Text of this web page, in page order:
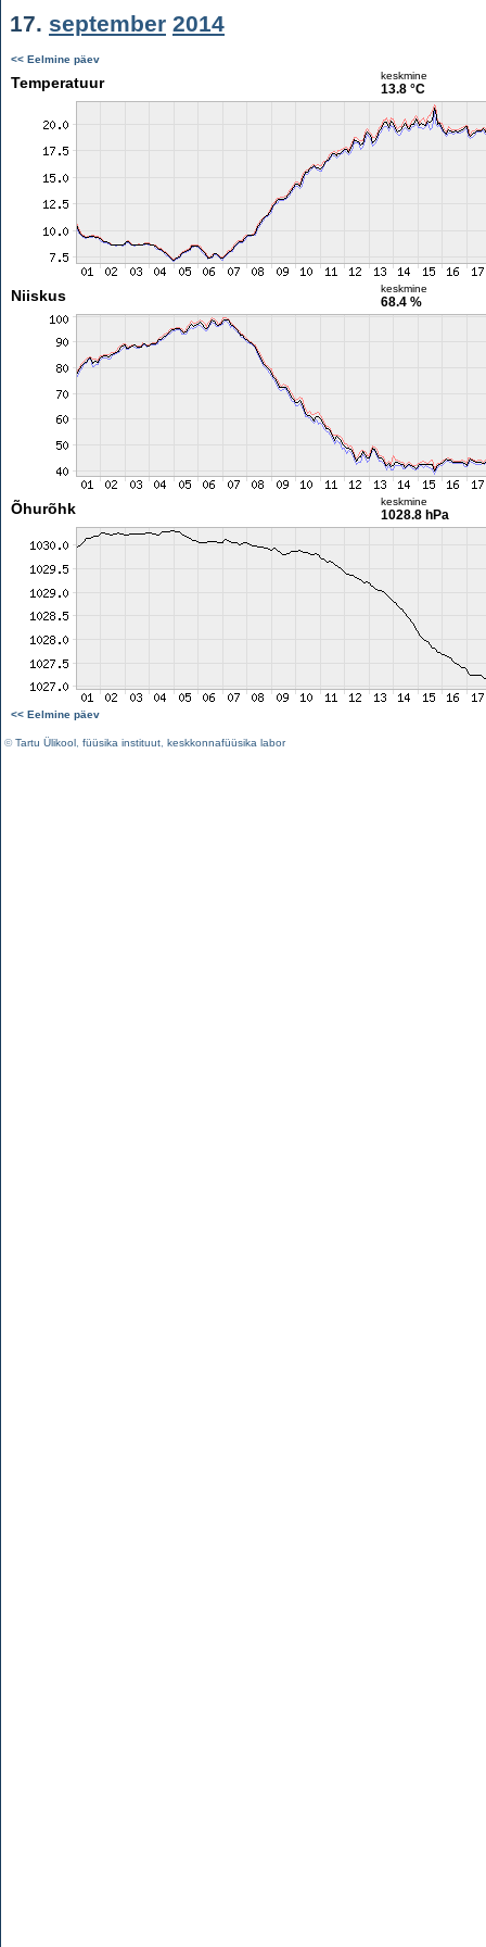
17. september 2014
<< Eelmine päev
Temperatuur keskmine
13.8 °C
Niiskus keskmine
68.4 %
Õhurõhk keskmine
1028.8 hPa
<< Eelmine päev
©Tartu Ülikool füüsika instituut keskkonnafüüsika labor